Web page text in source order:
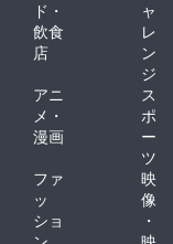
ド・
飲食
店
ャ
レ
ン
ジ
アニ
メ・
漫画
ス
ポ
ー
ツ
ファ
ッ
ショ
映
像
・